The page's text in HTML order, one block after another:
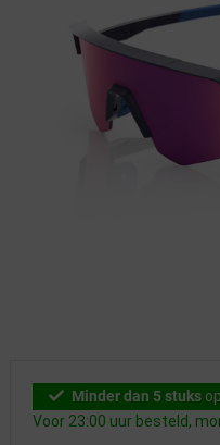
Minder dan 5 stuks
Voor 23:00 uur besteld,